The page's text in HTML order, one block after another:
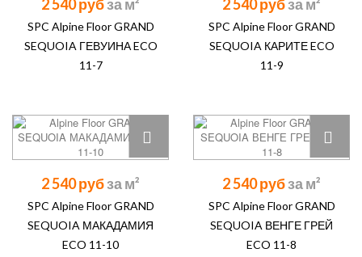
2 540 руб
SPC Alpine Floor GRAND
SEQUOIA ГЕВУИНА ECO
11-7
2 540 руб
SPC Alpine Floor GRAND
SEQUOIA КАРИТЕ ECO
11-9
2 540 руб
SPC Alpine Floor GRAND
SEQUOIA МАКАДАМИЯ
ECO 11-10
2 540 руб
SPC Alpine Floor GRAND
SEQUOIA ВЕНГЕ ГРЕЙ
ECO 11-8